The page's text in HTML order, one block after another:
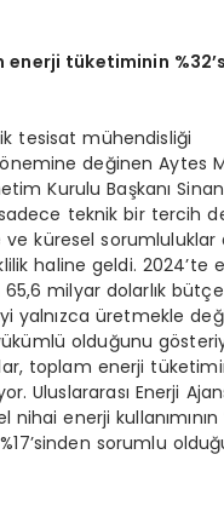
enerji tüketiminin %32’
tesisat mühendisliği
değinen Aytes
Kurulu Başkanı
teknik bir tercih
küresel sorumluluklar
haline geldi. 2024’te
65,6 milyar dolarlık
yalnızca üretmekle
olduğunu
toplam enerji
Uluslararası Enerji
nihai enerji kullanımının
sorumlu